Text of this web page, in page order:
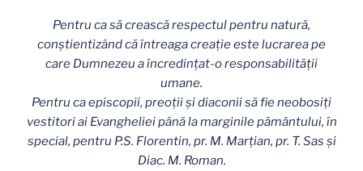
Pentru ca să crească respectul pentru natură,
conştientizând că întreaga creaţie este lucrarea pe
care Dumnezeu a încredinţat-o responsabilităţii
umane.
Pentru ca episcopii, preoţii şi diaconii să fie neobosiţi
vestitori ai Evangheliei până la marginile pământului, în
special, pentru P.S. Florentin, pr. M. Marţian, pr. T. Sas şi
Diac. M. Roman.